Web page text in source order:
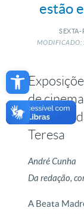
Open toolbar
estão
SEXTA-
MODIFICADO:
de
no clima
Teresa
André Cunha
Da redação,
A Beata